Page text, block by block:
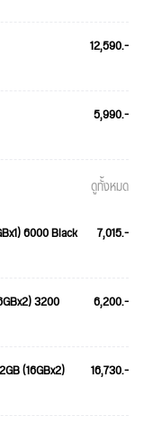
12,590.-
5,990.-
ดูทั้งหมด
6000 Black 7,015.-
3200
6,200.-
(16GBx2)
16,730.-